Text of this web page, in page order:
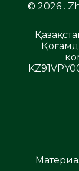
© 2026 .